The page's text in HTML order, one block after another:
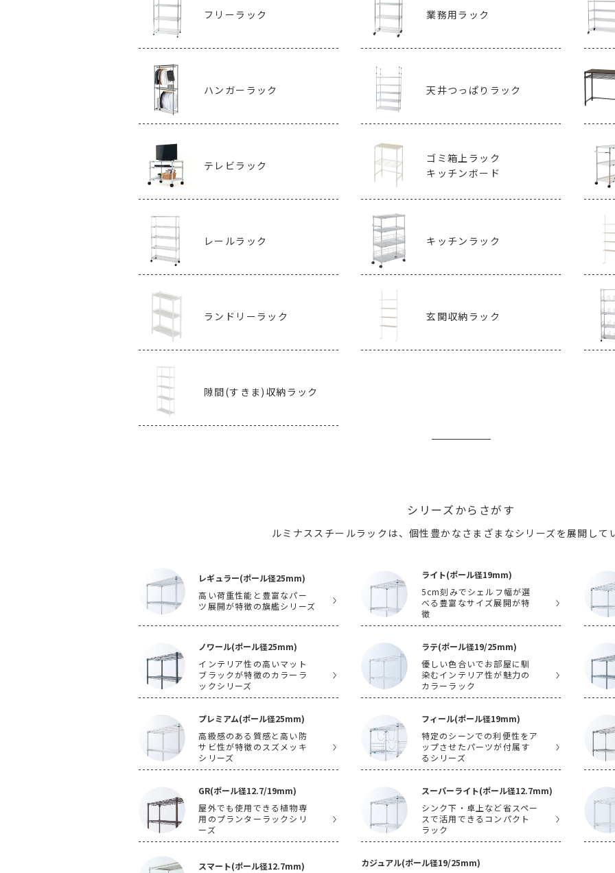
フリーラック 業務用ラック
ハンガーラック 天井つっぱりラック
テレビラック
ゴミ箱上ラック
キッチンボード
レールラック キッチンラック
ランドリーラック 玄関収納ラック
隙間(すきま)収納ラック
シリーズからさがす
ルミナススチールラックは、個性豊かな さまざまなシリーズを展開して
レギュラー(ポール径25mm)
高い荷重性能と豊富なパー
ツ展開が特徴の旗艦シリーズ
ライト(ポール径19mm)
5cm刻みでシェルフ幅が選
べる豊富なサイズ展開が特
徴
ノワール(ポール径25mm)
インテリア性の高いマット
ブラックが特徴のカラーラ
ックシリーズ
ラテ(ポール径19/25mm)
優しい色合いでお部屋に馴
染むインテリア性が魅力の
カラーラック
プレミアム(ポール径25mm)
高級感のある質感と高い防
サビ性が特徴のスズメッキ
シリーズ
フィール(ポール径19mm)
特定のシーンでの利便性をア
ップさせたパーツが付属す
るシリーズ
GR(ポール径12.7/19mm)
屋外でも使用できる植物専
用のプランターラックシリ
ーズ
スーパーライト(ポール径12.7mm)
シンク下・卓上など省スペー
スで活用できるコンパクト
ラック
スマート(ポール径12.7mm)
カジュアル(ポール径19/25mm)